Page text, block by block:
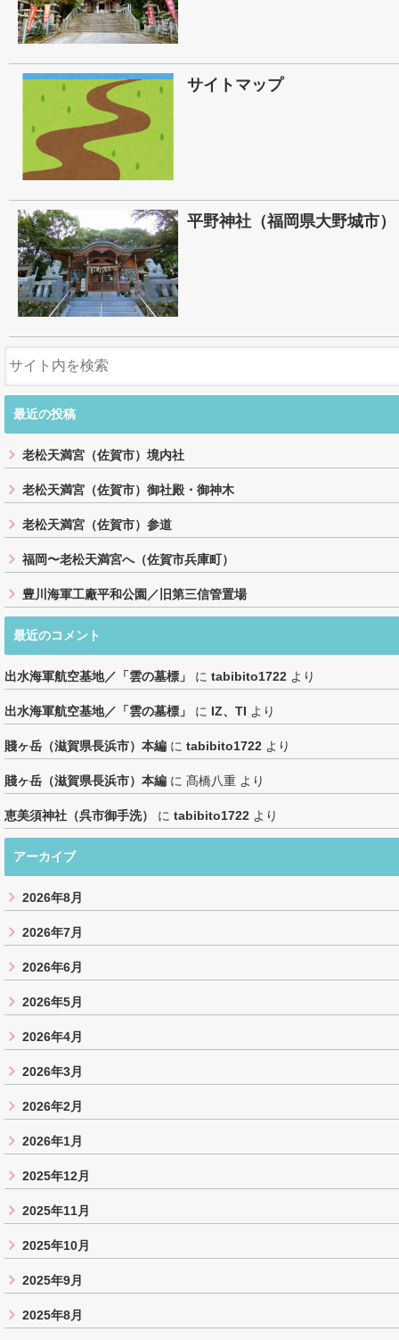
サイトマップ
平野神社（福岡県大野城市）
最近の投稿
老松天満宮（佐賀市）境内社
老松天満宮（佐賀市）御社殿・御神木
老松天満宮（佐賀市）参道
福岡〜老松天満宮へ（佐賀市兵庫町）
豊川海軍工廠平和公園／旧第三信管置場
最近のコメント
出水海軍航空基地／「雲の墓標」 に tabibito1722 より
出水海軍航空基地／「雲の墓標」 に IZ、TI より
賤ヶ岳（滋賀県長浜市）本編 に tabibito1722 より
賤ヶ岳（滋賀県長浜市）本編 に 髙橋八重 より
恵美須神社（呉市御手洗） に tabibito1722 より
アーカイブ
2026年8月
2026年7月
2026年6月
2026年5月
2026年4月
2026年3月
2026年2月
2026年1月
2025年12月
2025年11月
2025年10月
2025年9月
2025年8月